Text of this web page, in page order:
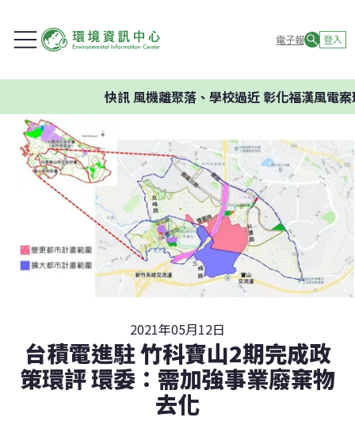
電子報 登入
快訊風機離聚落、學校過近 彰化福漢風電案環委
2021年05月12日
台積電進駐 竹科寶山2期完成政
策環評 環委：需加強事業廢棄物
去化